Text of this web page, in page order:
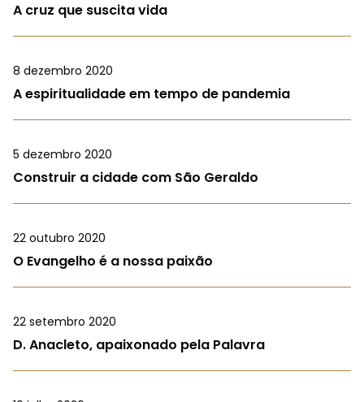
A cruz que suscita vida
8 dezembro 2020
A espiritualidade em tempo de pandemia
5 dezembro 2020
Construir a cidade com São Geraldo
22 outubro 2020
O Evangelho é a nossa paixão
22 setembro 2020
D. Anacleto, apaixonado pela Palavra